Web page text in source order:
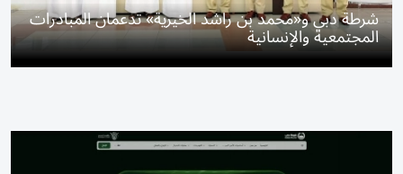
شرطة دبي و«محمد بن راشد الخيرية» تدعمان المبادرات
المجتمعية والإنسانية